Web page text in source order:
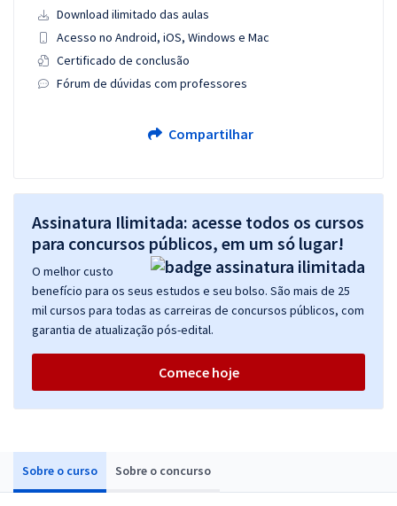
Sobre o curso Sobre o concurso
Download ilimitado das aulas
Acesso no Android, iOS, Windows e Mac
Certificado de conclusão
Fórum de dúvidas com professores
Compartilhar
Assinatura Ilimitada: acesse todos os cursos
para concursos públicos, em um só lugar!
O melhor custo
benefício para os seus estudos e seu bolso. São mais de 25
mil cursos para todas as carreiras de concursos públicos, com
garantia de atualização pós-edital.
Comece hoje